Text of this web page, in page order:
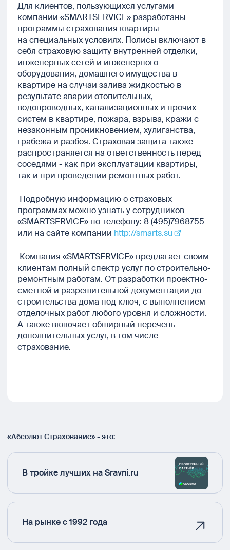
Для клиентов, пользующихся услугами
компании «SMARTSERVICE» разработаны
программы страхования квартиры
на специальных условиях. Полисы включают в
себя страховую защиту внутренней отделки,
инженерных сетей и инженерного
оборудования, домашнего имущества в
квартире на случаи залива жидкостью в
результате аварии отопительных,
водопроводных, канализационных и прочих
систем в квартире, пожара, взрыва, кражи с
незаконным проникновением, хулиганства,
грабежа и разбоя. Страховая защита также
распространяется на ответственность перед
соседями - как при эксплуатации квартиры,
так и при проведении ремонтных работ.
Подробную информацию о страховых
программах можно узнать у сотрудников
«SMARTSERVICE» по телефону: 8 (495)7968755
или на сайте компании http://smarts.su
Компания «SMARTSERVICE» предлагает своим
клиентам полный спектр услуг по строительно-
ремонтным работам. От разработки проектно-
сметной и разрешительной документации до
строительства дома под ключ, с выполнением
отделочных работ любого уровня и сложности.
А также включает обширный перечень
дополнительных услуг, в том числе
страхование.
«Абсолют Страхование» - это:
В тройке лучших на Sravni.ru
На рынке с 1992 года